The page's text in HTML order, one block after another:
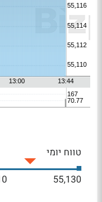
טווח יומי
55,130